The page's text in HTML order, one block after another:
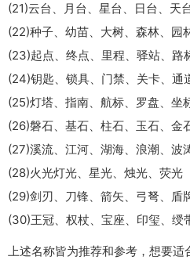
(21)云台、月台、星台、日台、天
(22)种子、幼苗、大树、森林、园
(23)起点、终点、里程、驿站、路
(24)钥匙、锁具、门禁、关卡、通
(25)灯塔、指南、航标、罗盘、坐
(26)磐石、基石、柱石、玉石、金
(27)溪流、江河、湖海、浪潮、波
(28)火光灯光、星光、烛光、荧光
(29)剑刃、刀锋、箭矢、弓弩、盾
(30)王冠、权杖、宝座、印玺、绶
上述名称皆为推荐和参考，想要